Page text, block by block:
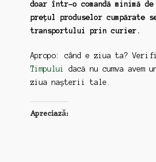
doar într-o comandă minimă
prețul produselor cumpărate
transportului prin curier.
Apropo: când e ziua ta?
Timpului
dacă nu cumva
ziua nașterii tale.
Apreciază: